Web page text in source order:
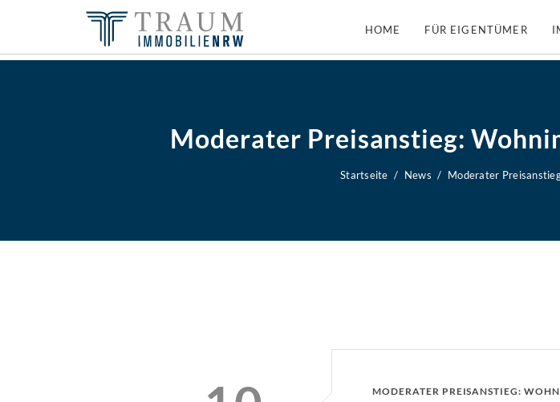
HOME FÜR EIGENTÜMER
Moderater Preisanstieg:
Startseite News Moderater
MODERATER PREISANSTIEG: